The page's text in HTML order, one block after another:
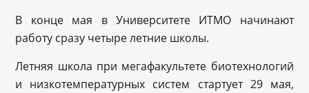
В конце мая в Университете ИТМО начинают
работу сразу четыре летние школы.
Летняя школа при мегафакультете биотехнологий
и низкотемпературных систем стартует 29 мая,